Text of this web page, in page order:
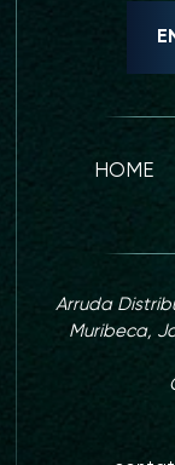
HOME
Arruda
Muribeca,